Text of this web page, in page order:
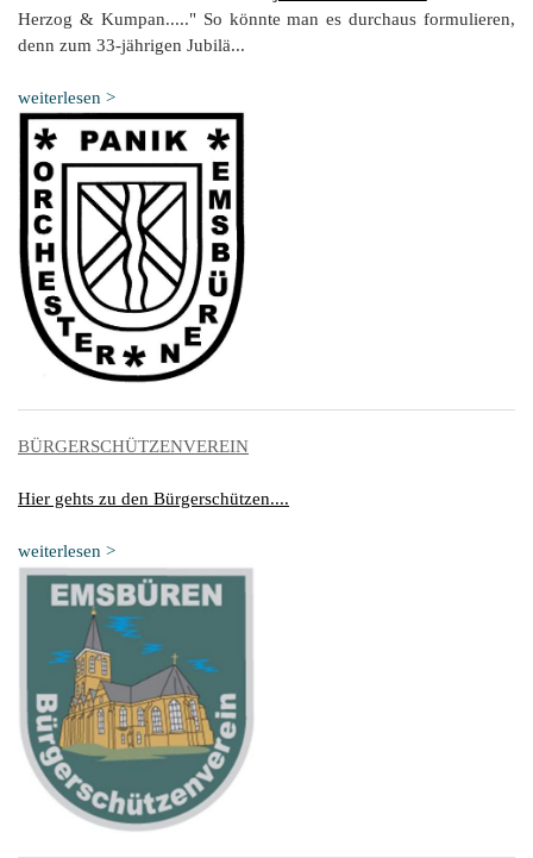
Herzog & Kumpan....." So könnte man es durchaus formulieren,
denn zum 33-jährigen Jubilä...
weiterlesen >
BÜRGERSCHÜTZENVEREIN
Hier gehts zu den Bürgerschützen....
weiterlesen >